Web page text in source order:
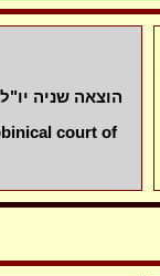
הוצאה שניה
court of